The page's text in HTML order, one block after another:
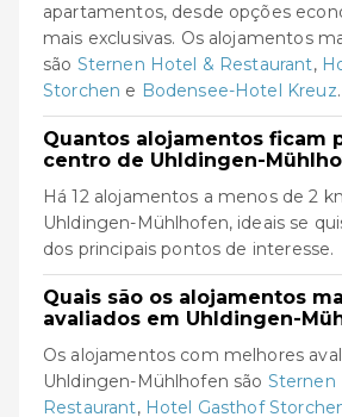
apartamentos, desde opções
mais exclusivas. Os alojamentos
são Sternen Hotel & Restaurant,
Storchen e Bodensee-Hotel Kreuz.
Quantos alojamentos ficam
centro de Uhldingen-
Há 12 alojamentos a menos de 2
Uhldingen-Mühlhofen, ideais se
dos principais pontos de interesse.
Quais são os alojamentos
avaliados em Uhldingen-
Os alojamentos com melhores
Uhldingen-Mühlhofen são Sternen
Restaurant, Hotel Gasthof